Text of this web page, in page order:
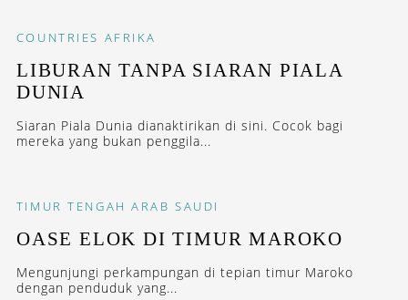
COUNTRIES AFRIKA
LIBURAN TANPA SIARAN PIALA
DUNIA
Siaran Piala Dunia dianaktirikan di sini. Cocok bagi
mereka yang bukan penggila...
TIMUR TENGAH ARAB SAUDI
OASE ELOK DI TIMUR MAROKO
Mengunjungi perkampungan di tepian timur Maroko
dengan penduduk yang...